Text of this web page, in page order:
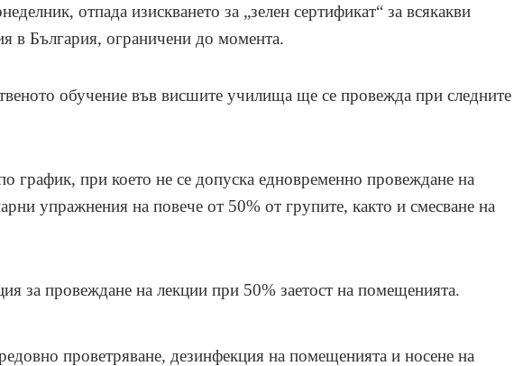
отпада изискването за „зелен сертификат“ за всякакви
в България, ограничени до момента.
обучение във висшите училища ще се провежда при следните
график, при което не се допуска едновременно провеждане на
упражнения на повече от 50% от групите, както и смесване на
за провеждане на лекции при 50% заетост на помещенията.
проветряване, дезинфекция на помещенията и носене на